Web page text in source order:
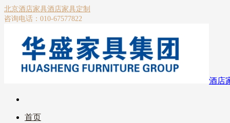
北京酒店家具酒店家具定制
咨询电话：010-67577822
酒店
首页